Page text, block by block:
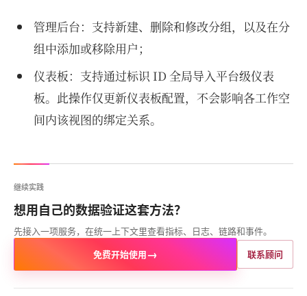
管理后台：支持新建、删除和修改分组，以及在分
组中添加或移除用户；
仪表板：支持通过标识 ID 全局导入平台级仪表
板。此操作仅更新仪表板配置，不会影响各工作空
间内该视图的绑定关系。
继续实践
想用自己的数据验证这套方法？
先接入一项服务，在统一上下文里查看指标、日志、链路和事件。
免费开始使用→ 联系顾问